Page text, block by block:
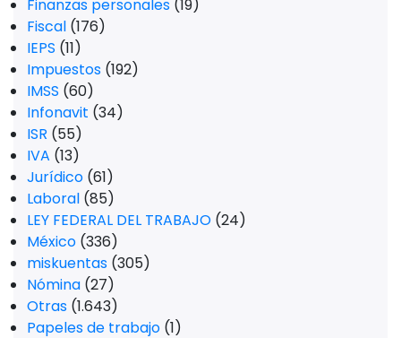
Finanzas personales (19)
Fiscal (176)
IEPS (11)
Impuestos (192)
IMSS (60)
Infonavit (34)
ISR (55)
IVA (13)
Jurídico (61)
Laboral (85)
LEY FEDERAL DEL TRABAJO (24)
México (336)
miskuentas (305)
Nómina (27)
Otras (1.643)
Papeles de trabajo (1)